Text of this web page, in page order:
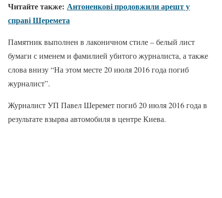
Читайте также: Антоненкові продовжили арешт у
справі Шеремета
Памятник выполнен в лаконичном стиле – белый лист
бумаги с именем и фамилией убитого журналиста, а также
слова внизу “На этом месте 20 июля 2016 года погиб
журналист”.
Журналист УП Павел Шеремет погиб 20 июля 2016 года в
результате взырва автомобиля в центре Киева.